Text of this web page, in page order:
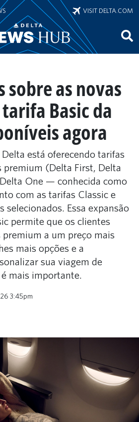
VISIT DELTA.COM
sobre as novas
Basic da
agora
está oferecendo tarifas
premium (Delta First, Delta
One — conhecida como
com as tarifas Classic e
selecionados. Essa expansão
permite que os clientes
a um preço mais
mais opções e a
sua viagem de
mais importante.
3:45pm